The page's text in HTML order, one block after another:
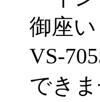
御座い
VS-
できま